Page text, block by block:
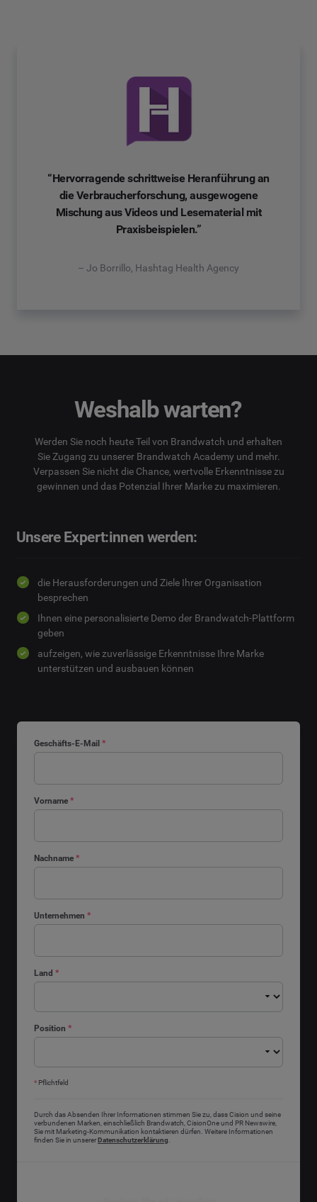
“Hervorragende schrittweise Heranführung an
die Verbraucherforschung, ausgewogene
Mischung aus Videos und Lesematerial mit
Praxisbeispielen.”
– Jo Borrillo, Hashtag Health Agency
Geschäfts-E-Mail *
Vorname *
Nachname *
Unternehmen *
Land *
Position *
* Pflichtfeld
Durch das Absenden Ihrer Informationen stimmen Sie zu, dass Cision und seine
verbundenen Marken, einschließlich Brandwatch, CisionOne und PR Newswire,
Sie mit Marketing-Kommunikation kontaktieren dürfen. Weitere Informationen
finden Sie in unsererDatenschutzerklärung
Weshalb warten?
Werden Sie noch heute Teil von Brandwatch und erhalten
Sie Zugang zu unserer Brandwatch Academy und mehr.
Verpassen Sie nicht die Chance, wertvolle Erkenntnisse zu
gewinnen und das Potenzial Ihrer Marke zu maximieren.
Unsere Expert:innen werden:
die Herausforderungen und Ziele Ihrer Organisation
besprechen
Ihnen eine personalisierte Demo der Brandwatch-Plattform
geben
aufzeigen, wie zuverlässige Erkenntnisse Ihre Marke
unterstützen und ausbauen können